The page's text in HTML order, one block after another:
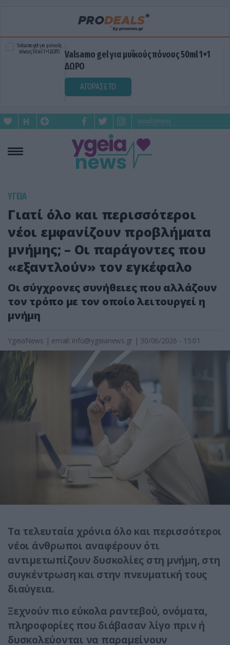
Valsamo gel για μυϊκούς πόνους 50ml 1+1
ΥΓΕΙΑ
Γιατί όλο και περισσότεροι
νέοι εμφανίζουν προβλήματα
μνήμης; – Οι παράγοντες που
«εξαντλούν» τον εγκέφαλο
Οι σύγχρονες συνήθειες που αλλάζουν
τον τρόπο με τον οποίο λειτουργεί η
μνήμη
YgeiaNews | email: info@ygeianews.gr | 30/06/2026 - 15:01
Τα τελευταία χρόνια όλο και περισσότεροι
νέοι άνθρωποι αναφέρουν ότι
αντιμετωπίζουν δυσκολίες στη μνήμη, στη
συγκέντρωση και στην πνευματική τους
διαύγεια.
Ξεχνούν πιο εύκολα ραντεβού, ονόματα,
πληροφορίες που διάβασαν λίγο πριν ή
δυσκολεύονται να παραμείνουν